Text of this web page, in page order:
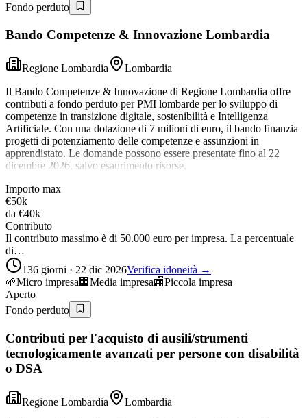
Fondo perduto
Bando Competenze & Innovazione Lombardia
Regione Lombardia
Lombardia
Il Bando Competenze & Innovazione di Regione Lombardia offre
contributi a fondo perduto per PMI lombarde per lo sviluppo di
competenze in transizione digitale, sostenibilità e Intelligenza
Artificiale. Con una dotazione di 7 milioni di euro, il bando finanzia
progetti di potenziamento delle competenze e assunzioni in
apprendistato. Le domande possono essere presentate fino al 22
dicembre 2026, salvo esaurimento risorse.
Importo max
€50k
da €40k
Contributo
Il contributo massimo è di 50.000 euro per impresa. La percentuale
di…
136 giorni · 22 dic 2026Verifica idoneità →
🌱Micro impresa 🏢 Media impresa🏬Piccola impresa
Aperto
Fondo perduto
Contributi per l'acquisto di ausili/strumenti
tecnologicamente avanzati per persone con disabilità
o DSA
Regione Lombardia
Lombardia